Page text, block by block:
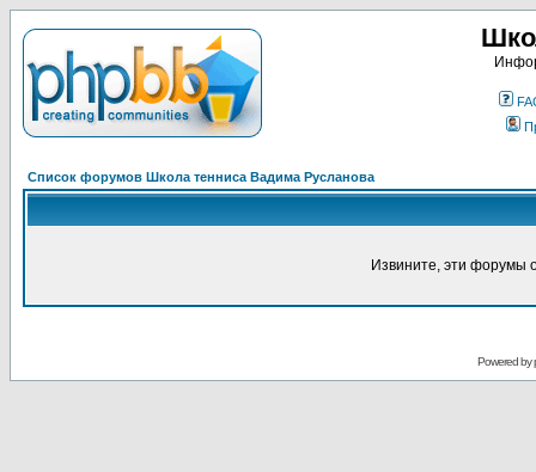
Список форумов Школа тенниса Вадима Русланова
Извините, эти форумы
Powered by